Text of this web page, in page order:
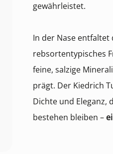
gewährleistet.
In der Nase entfaltet
rebsortentypisches
feine, salzige
prägt. Der Kiedrich
Dichte und Eleganz,
bestehen bleiben –